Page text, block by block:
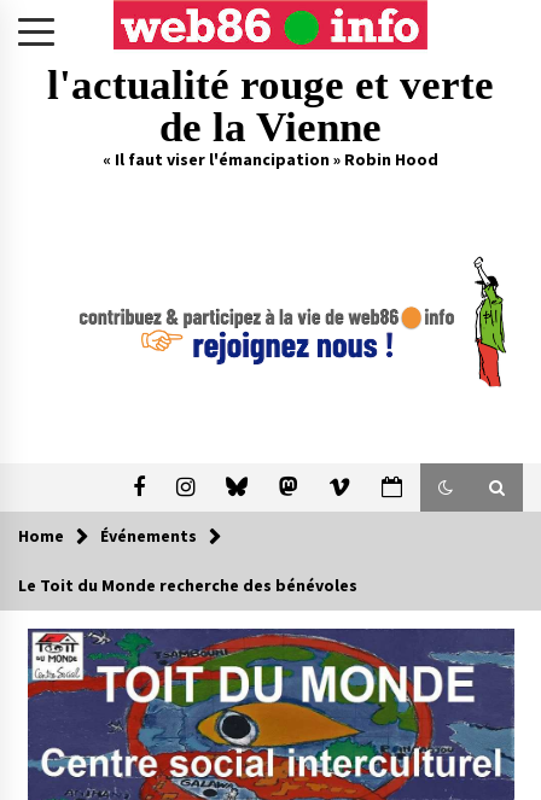
l'actualité rouge et verte
de la Vienne
« Il faut viser l'émancipation » Robin Hood
Home Événements
Le Toit du Monde recherche des bénévoles